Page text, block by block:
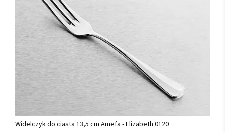
Widelczyk do ciasta 13,5 cm Amefa - Elizabeth 0120